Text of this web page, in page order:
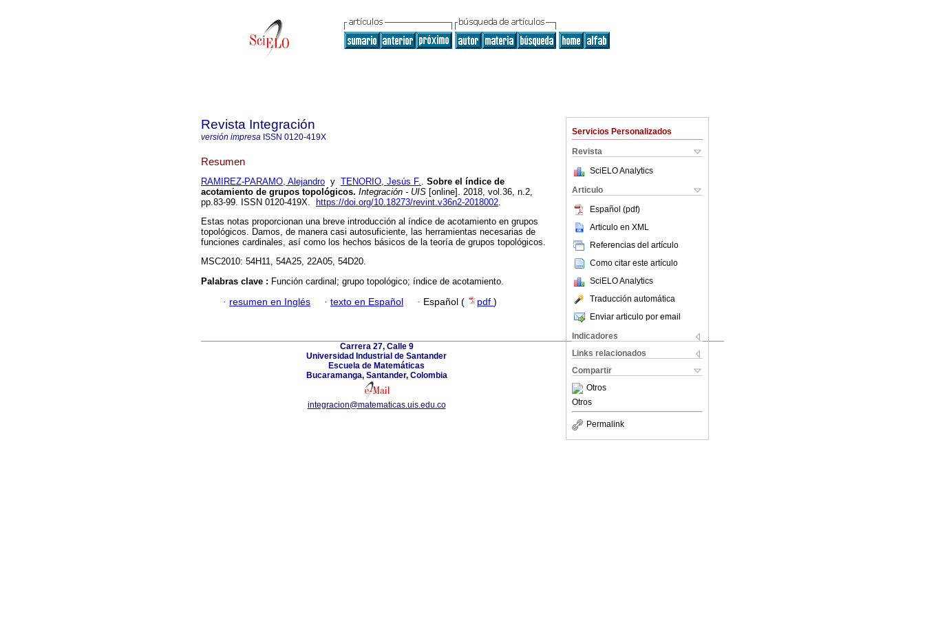
Servicios Personalizados
Revista
SciELO Analytics
Articulo
Español (pdf)
Articulo en XML
Referencias del artículo
Como citar este artículo
SciELO Analytics
Traducción automática
Enviar articulo por email
Indicadores
Links relacionados
Compartir
Otros
Otros
Permalink
Revista Integración
versión impresa ISSN 0120-419X
Resumen
RAMIREZ-PARAMO, Alejandro y TENORIO, Jesús F.. Sobre el índice de
acotamiento de grupos topológicos. Integración - UIS [online]. 2018, vol.36, n.2,
pp.83-99. ISSN 0120-419X.
https://doi.org/10.18273/revint.v36n2-2018002.
Estas notas proporcionan una breve introducción al índice de acotamiento en grupos
topológicos. Damos, de manera casi autosuficiente, las herramientas necesarias de
funciones cardinales, así como los hechos básicos de la teoría de grupos topológicos.
MSC2010: 54H11, 54A25, 22A05, 54D20.
Palabras clave : Función cardinal; grupo topológico; índice de acotamiento.
· resumen en Inglés · texto en Español · Español ( pdf )
Carrera 27, Calle 9
Universidad Industrial de Santander
Escuela de Matemáticas
Bucaramanga, Santander, Colombia
integracion@matematicas.uis.edu.co